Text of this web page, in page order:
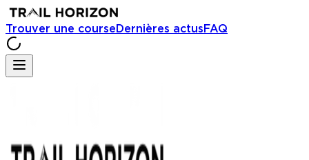
Trouver une courseDernières actusFAQ